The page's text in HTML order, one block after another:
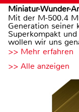
Miniatur-Wunder-
Mit der M-500.4
Generation seiner
Superkompakt
wollen wir uns
>> Mehr erfahren
>> Alle anzeigen